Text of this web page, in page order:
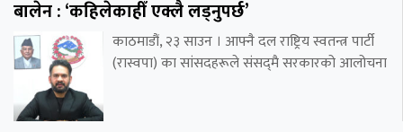
बालेन : ‘कहिलेकाहीँ एक्लै लड्नुपर्छ’
काठमाडौं, २३ साउन । आफ्नै दल राष्ट्रिय स्वतन्त्र पार्टी
(रास्वपा) का सांसदहरूले संसद्‌मै सरकारको आलोचना